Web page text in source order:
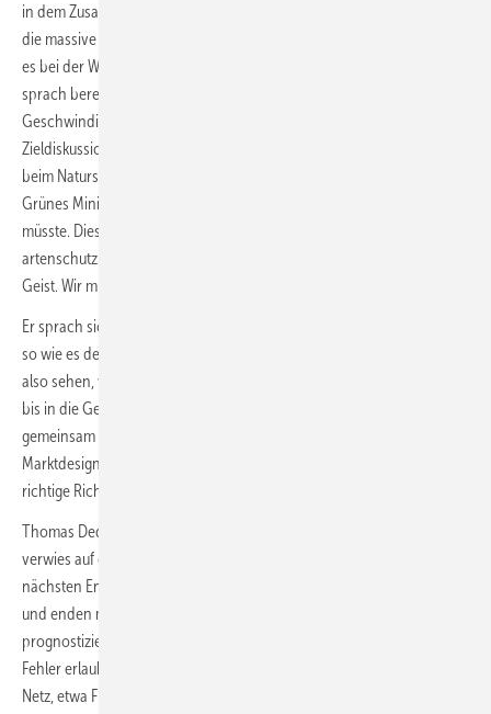
in dem Zusammenhang fest, eine der größten Herausforderungen sei
die massive Erhöhung des Tempos bei Genehmigungen. Derzeit sind
es bei der Windparkplanung eher drei bis sechs Jahre, Kanzler Scholz
sprach bereits von der Notwendigkeit einer Verzehnfachung der
Geschwindigkeit. Rolle fügte an: „Jetzt müssen wir weg von der
Zieldiskussion und in die Umsetzung gehen.“ Er geht davon aus, dass
beim Naturschutz das Genehmigungstempo gesteigert werde, weil ein
Grünes Ministerium auf höhere Akzeptanz von Naturschützern treffen
müsste. Dies sei eine Chance der Koalition. „Bei den
artenschutzrechtlichen Genehmigungen braucht es einen neuen
Geist. Wir müssen die Beweislast umkehren“, so Rolle.
Er sprach sich dafür aus, die Energiewende vom Ende her zu denken,
so wie es derzeit immer mehr Studien und auch die Regierung tun –
also sehen, was 2045 die Realitäten sein müssen und von dort zurück
bis in die Gegenwart planen. Ein wichtiger Aspekt dabei: Dass Netze
gemeinsam gedacht werden müssen. Anreize müssten in einem i
Marktdesign geschaffen werden – um die Netzentwicklung in die
richtige Richtung zu lenken.
Thomas Dederichs, Leiter Energiepolitik bei der Amprion GmbH,
verwies auf den wichtigen Aspekt der Versorgungssicherheit in der
nächsten Entwicklungsphase. „Wir starten mit 550 Terawattstunden
und enden mit 1.000 bis 1.100 TWh“, so Dederichs bezüglich der
prognostizierten Zunahme des Strombedarfs. „Wir dürfen uns keine
Fehler erlauben.“ Im Moment gebe es fast täglich Abweichungen im
Netz, etwa Frequenzsprünge. Früher sei das nur alle paar Jahre